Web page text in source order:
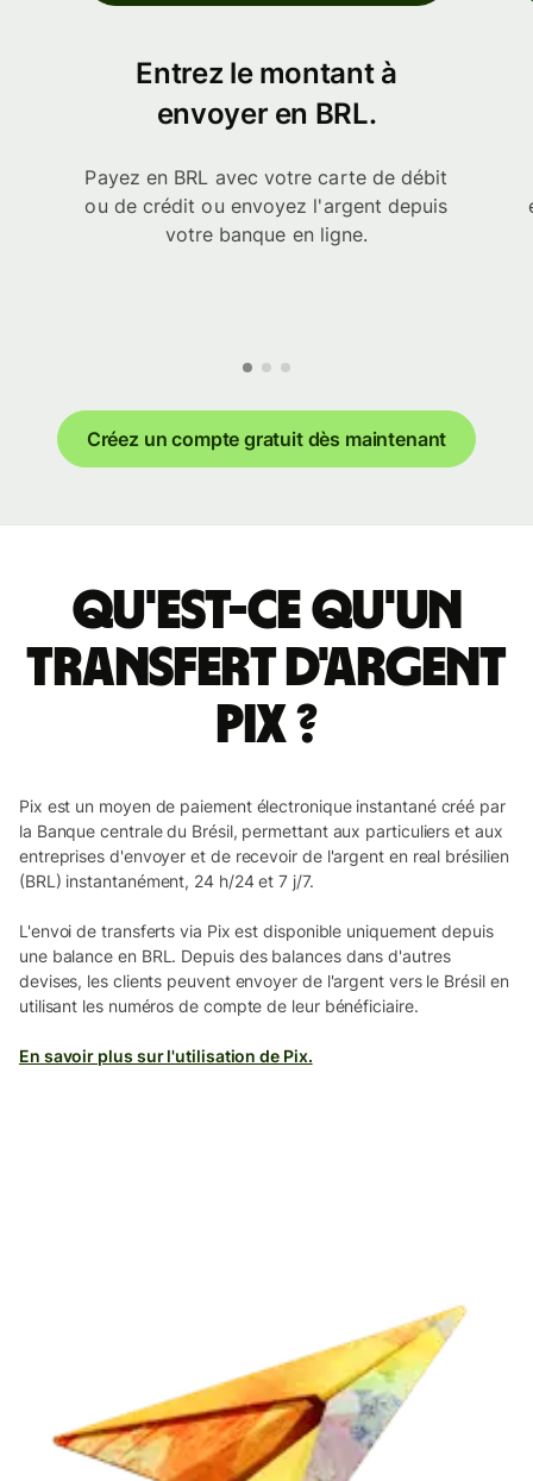
Entrez le montant à
envoyer en BRL.
Payez en BRL avec votre carte de débit
ou de crédit ou envoyez l'argent depuis
votre banque en ligne.
Créez un compte gratuit dès maintenant
Qu'est-ce qu'un
transfert d'argent
Pix ?
Pix est un moyen de paiement électronique instantané créé par
la Banque centrale du Brésil, permettant aux particuliers et aux
entreprises d'envoyer et de recevoir de l'argent en real brésilien
(BRL) instantanément, 24 h/24 et 7 j/7.
L'envoi de transferts via Pix est disponible uniquement depuis
une balance en BRL. Depuis des balances dans d'autres
devises, les clients peuvent envoyer de l'argent vers le Brésil en
utilisant les numéros de compte de leur bénéficiaire.
En savoir plus sur l'utilisation de Pix.